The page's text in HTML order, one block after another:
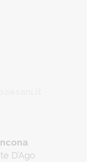
D’Ago